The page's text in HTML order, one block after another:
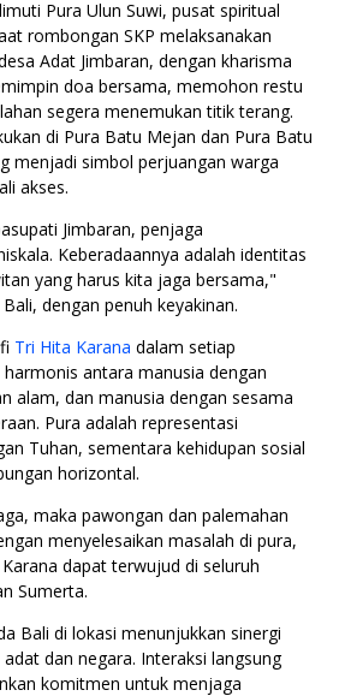
Pura Ulun Suwi, pusat spiritual
rombongan SKP melaksanakan
Adat Jimbaran, dengan kharisma
doa bersama, memohon restu
segera menemukan titik terang.
di Pura Batu Mejan dan Pura Batu
menjadi simbol perjuangan warga
akses.
Jimbaran, penjaga
Keberadaannya adalah identitas
yang harus kita jaga bersama,"
dengan penuh keyakinan.
Tri Hita Karana dalam setiap
antara manusia dengan
alam, dan manusia dengan sesama
Pura adalah representasi
Tuhan, sementara kehidupan sosial
horizontal.
maka pawongan dan palemahan
menyelesaikan masalah di pura,
dapat terwujud di seluruh
Sumerta.
Bali di lokasi menunjukkan sinergi
dan negara. Interaksi langsung
komitmen untuk menjaga